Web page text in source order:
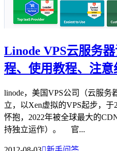
Linode VPS云服务
程、使用教程、注意
linode，美国VPS公司（云服务
立，以Xen虚拟的VPS起步，
怀抱，2022年被全球最大的
持独立运作）。 官...